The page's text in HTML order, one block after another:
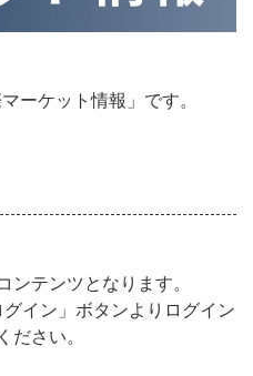
ーケット情報」です。
ンテンツとなります。
イン」ボタンよりログイン
ださい。